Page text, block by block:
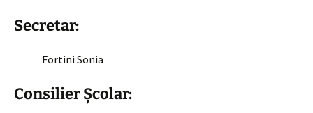
Secretar:
Fortini Sonia
Consilier Școlar: